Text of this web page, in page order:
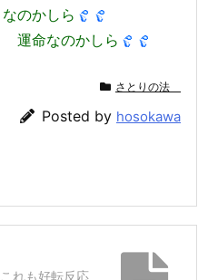
のかしら
運命なのかしら
さとりの法
Posted by hosokawa
れも好転反応